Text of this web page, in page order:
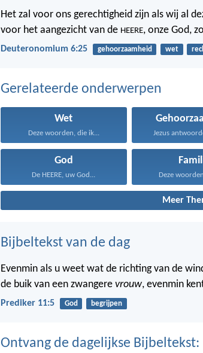
Het zal voor ons gerechtigheid zijn als wij al
voor het aangezicht van de HEERE, onze God,
Deuteronomium 6:25 gehoorzaamheid wet
Gerelateerde onderwerpen
Wet
Deze woorden, die ik... Jezus
God
De HEERE, uw God... Deze
Meer
Bijbeltekst van de dag
Evenmin als u weet wat de richting van de
de buik van een zwangere vrouw, evenmin
Prediker 11:5 God begrijpen
Ontvang de dagelijkse Bijbeltekst: